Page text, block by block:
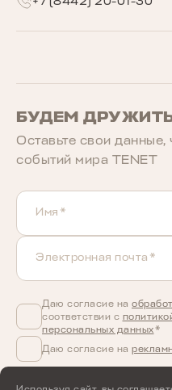
БУДЕМ
Оставьте свои
событий мира TENET
Имя*
Электронная почта*
Даю согласие на
соответствии с
персональных данных*
Даю согласие на